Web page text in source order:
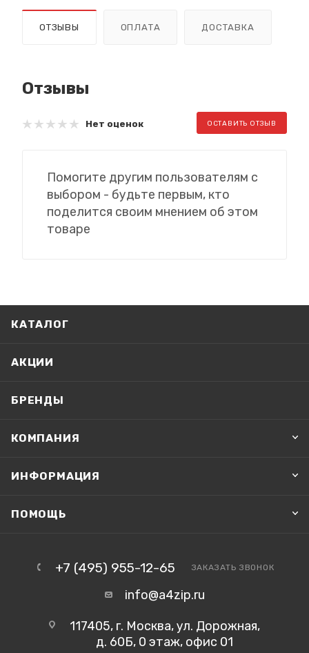
ОТЗЫВЫ ОПЛАТА ДОСТАВКА
Отзывы
Нет оценок ОСТАВИТЬ ОТЗЫВ
Помогите другим пользователям с
выбором - будьте первым, кто
поделится своим мнением об этом
товаре
КАТАЛОГ
АКЦИИ
БРЕНДЫ
КОМПАНИЯ
ИНФОРМАЦИЯ
ПОМОЩЬ
+7 (495) 955-12-65 ЗАКАЗАТЬ ЗВОНОК
info@a4zip.ru
117405, г. Москва, ул. Дорожная,
д. 60Б, 0 этаж, офис 01